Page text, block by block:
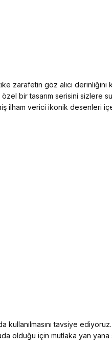
zarafetin göz alıcı derinliğini
bir tasarım serisini sizlere
verici ikonik desenleri
tavsiye
olduğu için mutlaka yan yana